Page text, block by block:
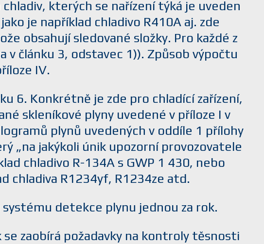
kterých se nařízení týká je uveden
je například chladivo R410A aj. zde
obsahují sledované složky. Pro každé z
v článku 3, odstavec 1)). Způsob výpočtu
IV.
6. Konkrétně je zde pro chladící zařízení,
skleníkové plyny uvedené v příloze I v
plynů uvedených v oddíle 1 přílohy
„na jakýkoli únik upozorní provozovatele
chladivo R-134A s GWP 1 430, nebo
chladiva R1234yf, R1234ze atd.
detekce plynu jednou za rok.
zaobírá požadavky na kontroly těsnosti